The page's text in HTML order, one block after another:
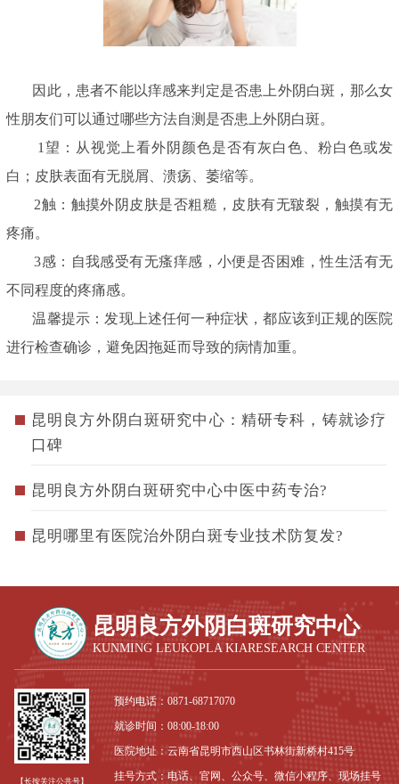
因此，患者不能以痒感来判定是否患上外阴白斑，那么女
性朋友们可以通过哪些方法自测是否患上外阴白斑。
1望：从视觉上看外阴颜色是否有灰白色、粉白色或发
白；皮肤表面有无脱屑、溃疡、萎缩等。
2触：触摸外阴皮肤是否粗糙，皮肤有无皲裂，触摸有无
疼痛。
3感：自我感受有无瘙痒感，小便是否困难，性生活有无
不同程度的疼痛感。
温馨提示：发现上述任何一种症状，都应该到正规的医院
进行检查确诊，避免因拖延而导致的病情加重。
昆明良方外阴白斑研究中心：精研专科，铸就诊疗
口碑
昆明良方外阴白斑研究中心中医中药专治?
昆明哪里有医院治外阴白斑专业技术防复发?
昆明良方外阴白斑研究中心
KUNMING LEUKOPLA KIARESEARCH CENTER
【长按关注公共号】
预约电话：0871-68717070
就诊时间：08:00-18:00
医院地址：云南省昆明市西山区书林街新桥村415号
挂号方式：电话、官网、公众号、微信小程序、现场挂号